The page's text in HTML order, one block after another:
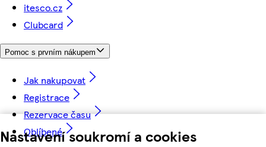
Nastavení soukromí a cookies
itesco.cz
Clubcard
Pomoc s prvním nákupem
Jak nakupovat
Registrace
Rezervace času
Oblíbené